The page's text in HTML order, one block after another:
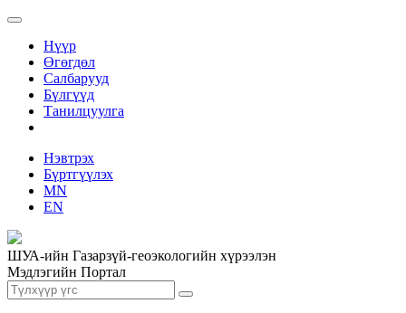
Нүүр
Өгөгдөл
Салбарууд
Бүлгүүд
Танилцуулга
Нэвтрэх
Бүртгүүлэх
MN
EN
ШУА-ийн Газарзүй-геоэкологийн хүрээлэн
Мэдлэгийн Портал